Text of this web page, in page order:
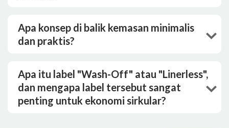
Apa konsep di balik kemasan minimalis
dan praktis?
Apa itu label "Wash-Off" atau "Linerless",
dan mengapa label tersebut sangat
penting untuk ekonomi sirkular?